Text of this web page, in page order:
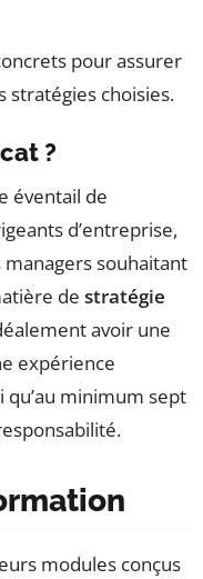
pour assurer
stratégies choisies.
?
éventail de
d’entreprise,
souhaitant
de stratégie
avoir une
expérience
minimum sept
modules conçus